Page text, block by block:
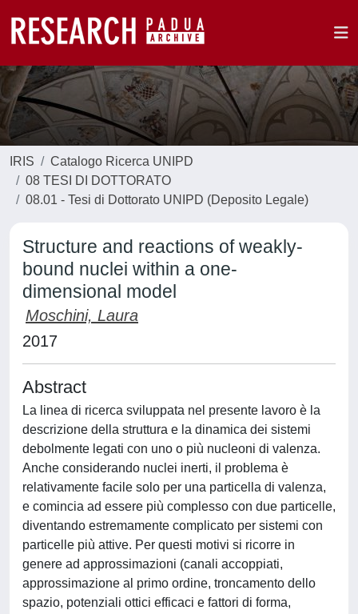
IRIS
Catalogo Ricerca UNIPD
08 TESI DI DOTTORATO
08.01 - Tesi di Dottorato UNIPD (Deposito Legale)
Structure and reactions of weakly-
bound nuclei within a one-
dimensional model
Moschini, Laura
2017
Abstract
La linea di ricerca sviluppata nel presente lavoro è la
descrizione della struttura e la dinamica dei sistemi
debolmente legati con uno o più nucleoni di valenza.
Anche considerando nuclei inerti, il problema è
relativamente facile solo per una particella di valenza,
e comincia ad essere più complesso con due particelle,
diventando estremamente complicato per sistemi con
particelle più attive. Per questi motivi si ricorre in
genere ad approssimazioni (canali accoppiati,
approssimazione al primo ordine, troncamento dello
spazio, potenziali ottici efficaci e fattori di forma,